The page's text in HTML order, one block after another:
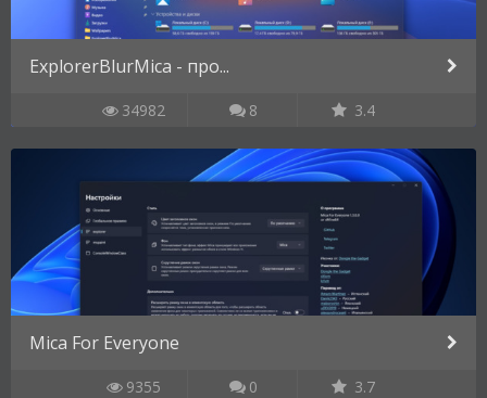
ExplorerBlurMica - про...
34982 8 3.4
Mica For Everyone
9355 0 3.7